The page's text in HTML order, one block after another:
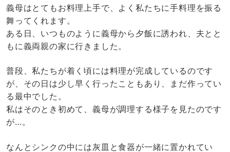
義母はとてもお料理上手で、よく私たちに手料理を振る
舞ってくれます。
ある日、いつものように義母から夕飯に誘われ、夫とと
もに義両親の家に行きました。
普段、私たちが着く頃には料理が完成しているのです
が、その日は少し早く行ったこともあり、まだ作ってい
る最中でした。
私はそのとき初めて、義母が調理する様子を見たのです
が…。
なんとシンクの中には灰皿と食器が一緒に置かれてい